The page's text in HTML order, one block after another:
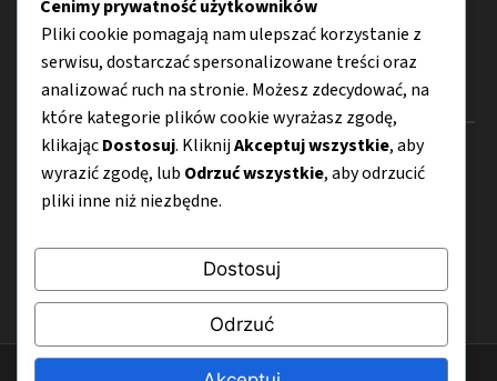
Porady
Menu
O nas
Kontakt
Polityka prywatności
Cenimy prywatność użytkowników
Pliki cookie pomagają nam ulepszać korzystanie z
serwisu, dostarczać spersonalizowane treści oraz
analizować ruch na stronie. Możesz zdecydować, na
które kategorie plików cookie wyrażasz zgodę,
klikającDostosuj. KliknijAkceptuj wszystkie, aby
wyrazić zgodę, lub Odrzuć wszystkie, aby odrzucić
pliki inne niż niezbędne.
Dostosuj
Odrzuć